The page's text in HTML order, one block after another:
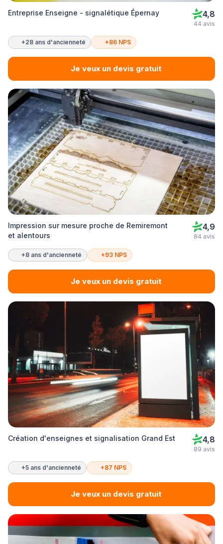
Entreprise Enseigne - signalétique Épernay 4,8
44 avis
+28 ans d'ancienneté +86 NPS
Je veux un devis gratuit
Impression sur mesure proche de Remiremont
et alentours
4,9
84 avis
+8 ans d'ancienneté +93 NPS
Je veux un devis gratuit
Création d'enseignes et signalisation Grand Est 4,8
89 avis
+5 ans d'ancienneté +87 NPS
Je veux un devis gratuit